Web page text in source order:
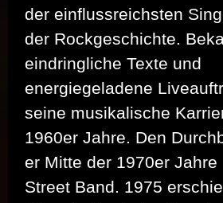
der einflussreichsten
der Rockgeschichte.
eindringliche Texte und
energiegeladene
seine musikalische
1960er Jahre. Den
er Mitte der 1970er Jahre
Street Band. 1975